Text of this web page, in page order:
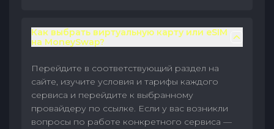
Как выбрать виртуальную карту или eSIM
на MoneySwap?
Перейдите в соответствующий раздел на
сайте, изучите условия и тарифы каждого
сервиса и перейдите к выбранному
провайдеру по ссылке. Если у вас возникли
вопросы по работе конкретного сервиса —